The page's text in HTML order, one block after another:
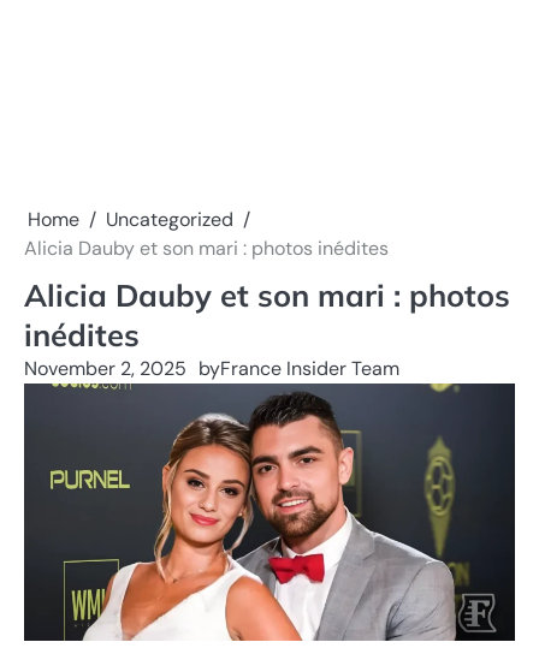
Home
Uncategorized
Alicia Dauby et son mari : photos inédites
Alicia Dauby et son mari : photos
inédites
November 2, 2025 byFrance Insider Team